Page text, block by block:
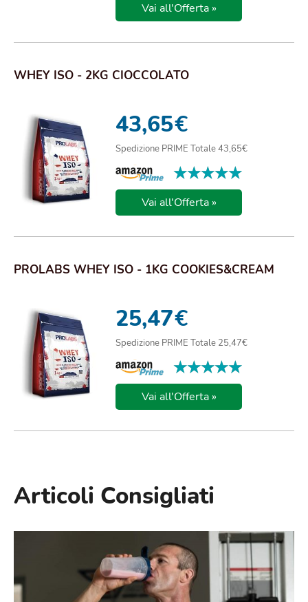
Vai all'Offerta »
WHEY ISO - 2KG CIOCCOLATO
43,65€
Spedizione PRIME Totale 43,65€
★★★★★
★★★★★
Vai all'Offerta »
PROLABS WHEY ISO - 1KG COOKIES&CREAM
25,47€
Spedizione PRIME Totale 25,47€
★★★★★
★★★★★
Vai all'Offerta »
Articoli Consigliati